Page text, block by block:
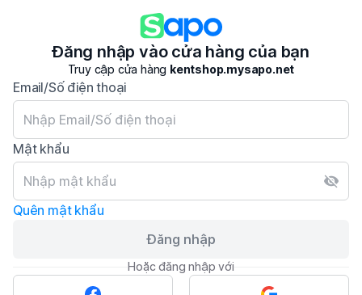
Đăng nhập vào cửa hàng của bạn
Truy cập cửa hàng kentshop.mysapo.net
Email/Số điện thoại
Mật khẩu
Quên mật khẩu
Đăng nhập
Hoặc đăng nhập với